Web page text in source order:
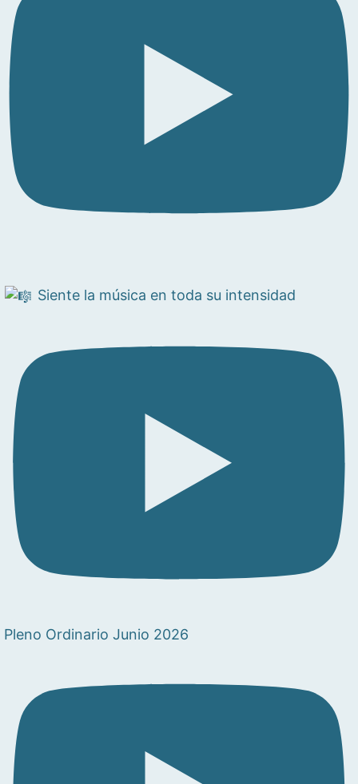
Siente la música en toda su intensidad
Pleno Ordinario Junio 2026